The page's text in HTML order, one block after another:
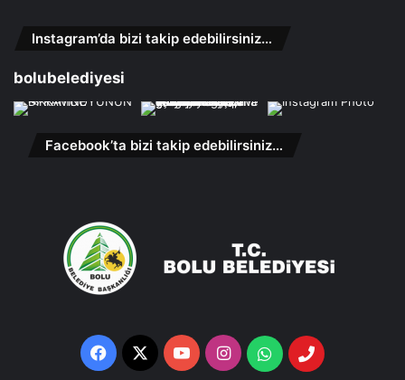
Instagram’da bizi takip edebilirsiniz…
bolubelediyesi
Facebook’ta bizi takip edebilirsiniz…
Facebook
X YouTubeInstagramWhatsappTelefon